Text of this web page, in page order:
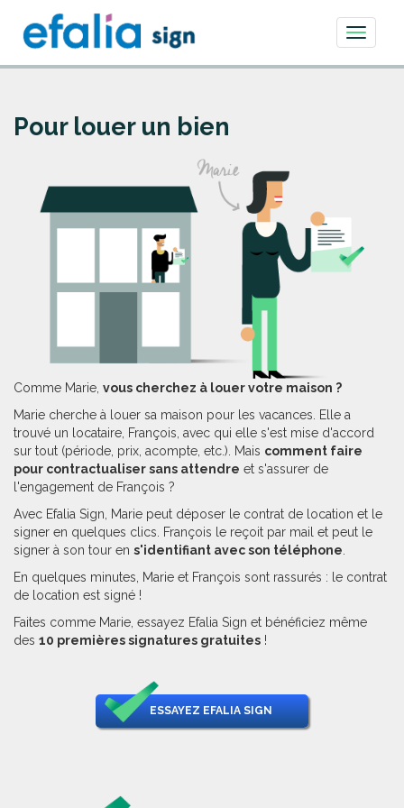
Toggle
Pour louer un bien
Comme Marie, vous cherchez à louer votre maison ?
Marie cherche à louer sa maison pour les vacances. Elle a
trouvé un locataire, François, avec qui elle s'est mise d'accord
sur tout (période, prix, acompte, etc.). Mais comment faire
pour contractualiser sans attendre et s'assurer de
l'engagement de François ?
Avec Efalia Sign, Marie peut déposer le contrat de location et le
signer en quelques clics. François le reçoit par mail et peut le
signer à son tour en s'identifiant avec son téléphone
En quelques minutes, Marie et François sont rassurés : le contrat
de location est signé !
Faites comme Marie, essayez Efalia Sign et bénéficiez même
des 10 premières signatures gratuites !
ESSAYEZ EFALIA SIGN